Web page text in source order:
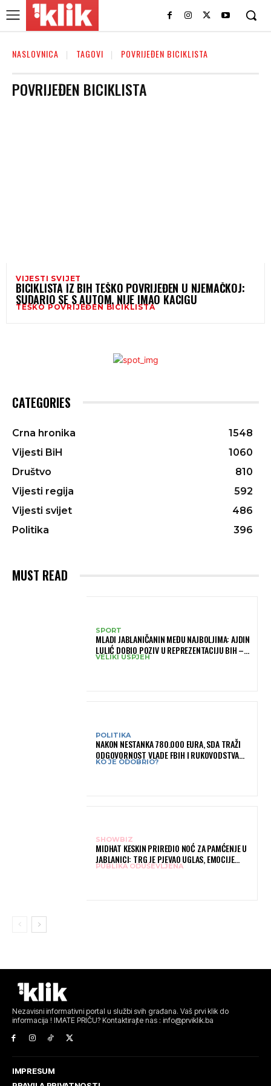
NASLOVNICA TAGOVI POVRIJEĐEN BICIKLISTA
POVRIJEĐEN BICIKLISTA
VIJESTI SVIJET
BICIKLISTA IZ BIH TEŠKO POVRIJEĐEN U NJEMAČKOJ:
SUDARIO SE S AUTOM, NIJE IMAO KACIGU
TEŠKO POVRIJEĐEN BICIKLISTA
CATEGORIES
Crna hronika
1548
Vijesti BiH
1060
Društvo
810
Vijesti regija
592
Vijesti svijet
486
Politika
396
MUST READ
SPORT
MLADI JABLANIČANIN MEĐU NAJBOLJIMA: AJDIN
LULIĆ DOBIO POZIV U REPREZENTACIJU BIH –
BRANIT ĆE BOJE BIH NA SLOVENIA BALL
VELIKI USPJEH
POLITIKA
NAKON NESTANKA 780.000 EURA, SDA TRAŽI
ODGOVORNOST VLADE FBIH I RUKOVODSTVA
IGMANA
KO JE ODOBRIO?
SHOWBIZ
MIDHAT KESKIN PRIREDIO NOĆ ZA PAMĆENJE U
JABLANICI: TRG JE PJEVAO UGLAS, EMOCIJE
PREPLAVILE RODNI GRAD
PUBLIKA ODUŠEVLJENA
Nezavisni informativni portal u službi svih građana. Vaš prvi klik do
informacija ! IMATE PRIČU? Kontaktirajte nas : info@prviklik.ba
IMPRESUM